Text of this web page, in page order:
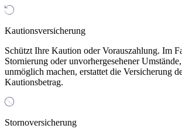
Kautionsversicherung
Schützt Ihre Kaution oder Vorauszahlung. Im
Stornierung oder unvorhergesehener
unmöglich machen, erstattet die Versicherung
Kautionsbetrag.
Stornoversicherung